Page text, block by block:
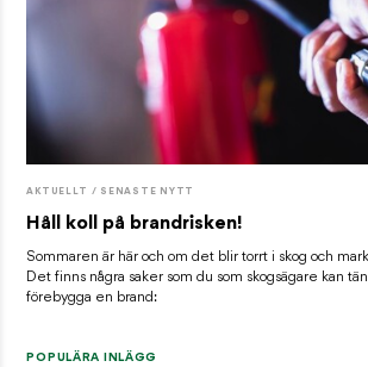
AKTUELLT / SENASTE NYTT
Håll koll på brandrisken!
Sommaren är här och om det blir torrt i skog och
Det finns några saker som du som skogsägare kan
förebygga en brand:
POPULÄRA INLÄGG